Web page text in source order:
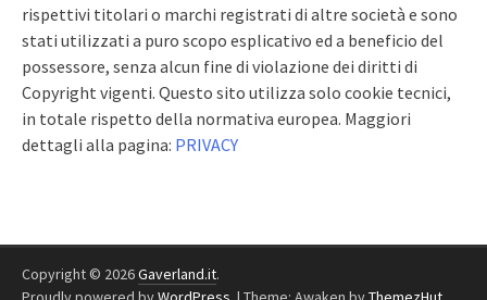
rispettivi titolari o marchi registrati di altre società e sono
stati utilizzati a puro scopo esplicativo ed a beneficio del
possessore, senza alcun fine di violazione dei diritti di
Copyright vigenti. Questo sito utilizza solo cookie tecnici,
in totale rispetto della normativa europea. Maggiori
dettagli alla pagina: PRIVACY
Copyright © 2026Gaverland.it.